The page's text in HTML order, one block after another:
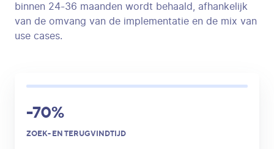
binnen 24-36 maanden wordt behaald, afhankelijk
van de omvang van de implementatie en de mix van
use cases.
-70%
ZOEK- EN TERUGVINDTIJD